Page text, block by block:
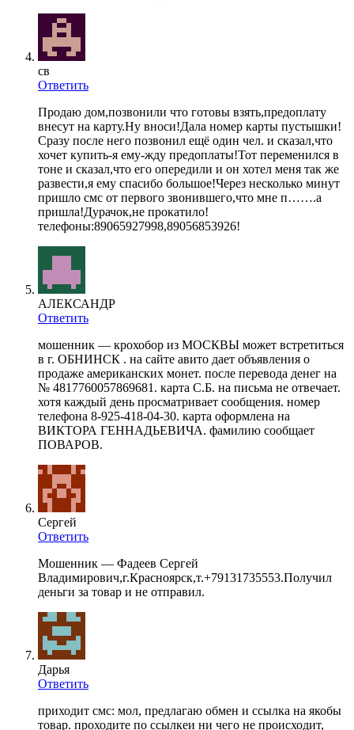
св
Ответить
Продаю дом,позвонили что готовы взять,предоплату
внесут на карту.Ну вноси!Дала номер карты пустышки!
Сразу после него позвонил ещё один чел. и сказал,что
хочет купить-я ему-жду предоплаты!Тот переменился в
тоне и сказал,что его опередили и он хотел меня так же
развести,я ему спасибо большое!Через несколько минут
пришло смс от первого звонившего,что мне п…….а
пришла!Дурачок,не прокатило!
телефоны:89065927998,89056853926!
АЛЕКСАНДР
Ответить
мошенник — крохобор из МОСКВЫ может встретиться
в г. ОБНИНСК . на сайте авито дает объявления о
продаже американских монет. после перевода денег на
№ 4817760057869681. карта С.Б. на письма не отвечает.
хотя каждый день просматривает сообщения. номер
телефона 8-925-418-04-30. карта оформлена на
ВИКТОРА ГЕННАДЬЕВИЧА. фамилию сообщает
ПОВАРОВ.
Сергей
Ответить
Мошенник — Фадеев Сергей
Владимирович,г.Красноярск,т.+79131735553.Получил
деньги за товар и не отправил.
Дарья
Ответить
приходит смс: мол, предлагаю обмен и ссылка на якобы
товар. проходите по ссылкеи ни чего не происходит,